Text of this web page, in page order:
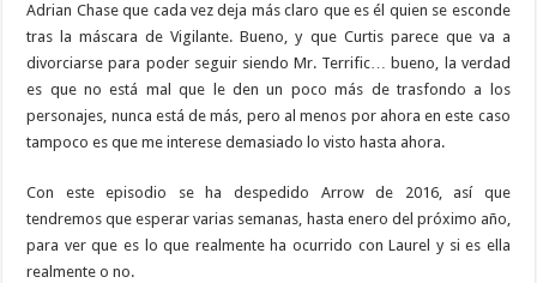
Adrian Chase que cada vez deja más claro que es él quien se esconde
tras la máscara de Vigilante. Bueno, y que Curtis parece que va a
divorciarse para poder seguir siendo Mr. Terrific… bueno, la verdad
es que no está mal que le den un poco más de trasfondo a los
personajes, nunca está de más, pero al menos por ahora en este caso
tampoco es que me interese demasiado lo visto hasta ahora.
Con este episodio se ha despedido Arrow de 2016, así que
tendremos que esperar varias semanas, hasta enero del próximo año,
para ver que es lo que realmente ha ocurrido con Laurel y si es ella
realmente o no.